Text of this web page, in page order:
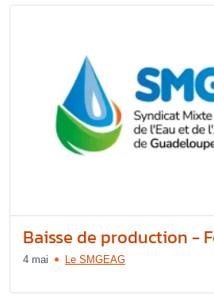
Baisse de production -
4 mai Le SMGEAG